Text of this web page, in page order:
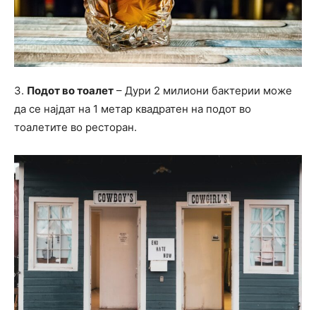
3. Подот во тоалет – Дури 2 милиони бактерии може
да се најдат на 1 метар квадратен на подот во
тоалетите во ресторан.